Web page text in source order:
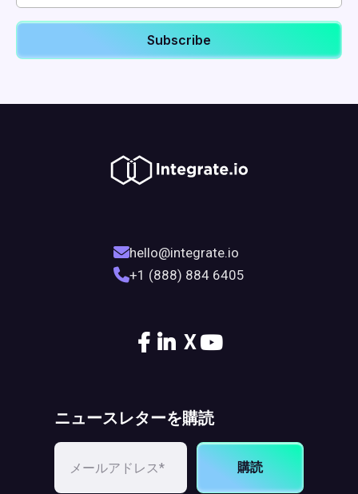
hello@integrate.io
+1 (888) 884 6405
X
ニュースレターを購読
購読